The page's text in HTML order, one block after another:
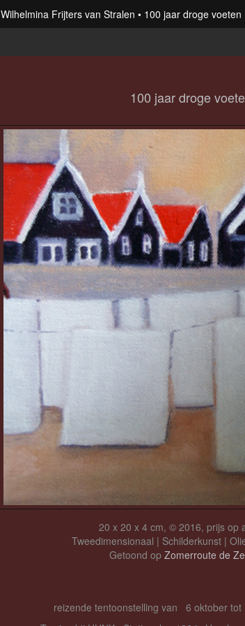
Wilhelmina Frijters van Stralen
100 jaar droge voeten
100 jaar droge
20 x 20 x 4 cm, © 2016, prijs op
Tweedimensionaal | Schilderkunst |
Getoond op Zomerroute de
reizende tentoonstelling van 6 oktober tot